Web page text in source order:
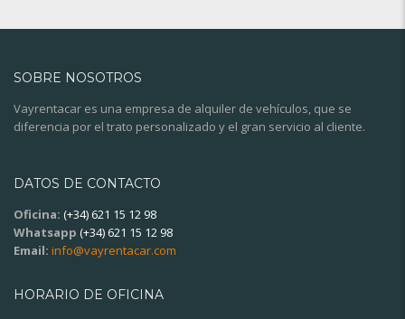
SOBRE NOSOTROS
Vayrentacar es una empresa de alquiler de vehículos, que se
diferencia por el trato personalizado y el gran servicio al cliente.
DATOS DE CONTACTO
Oficina: (+34) 621 15 12 98
Whatsapp (+34) 621 15 12 98
Email: info@vayrentacar.com
HORARIO DE OFICINA